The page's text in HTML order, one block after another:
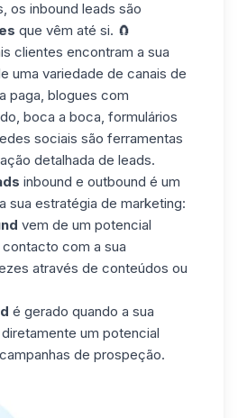
os inbound leads são
que vêm até si. 🧲
clientes encontram a sua
uma variedade de canais de
paga, blogues com
, boca a boca, formulários
sociais são ferramentas
detalhada de leads.
inbound e outbound é um
sua estratégia de marketing:
vem de um potencial
com a sua
através de conteúdos ou
é gerado quando a sua
um potencial
de prospeção.